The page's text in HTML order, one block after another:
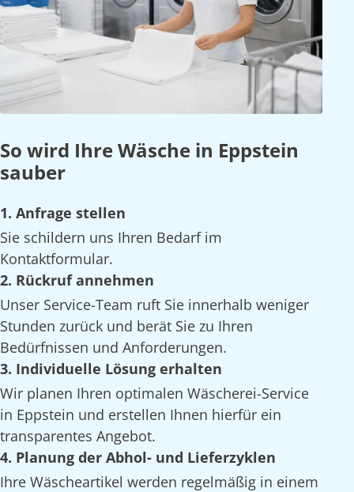
So wird Ihre Wäsche in Eppstein
sauber
1. Anfrage stellen
Sie schildern uns Ihren Bedarf im
Kontaktformular.
2. Rückruf annehmen
Unser Service-Team ruft Sie innerhalb weniger
Stunden zurück und berät Sie zu Ihren
Bedürfnissen und Anforderungen.
3. Individuelle Lösung erhalten
Wir planen Ihren optimalen Wäscherei-Service
in Eppstein und erstellen Ihnen hierfür ein
transparentes Angebot.
4. Planung der Abhol- und Lieferzyklen
Ihre Wäscheartikel werden regelmäßig in einem